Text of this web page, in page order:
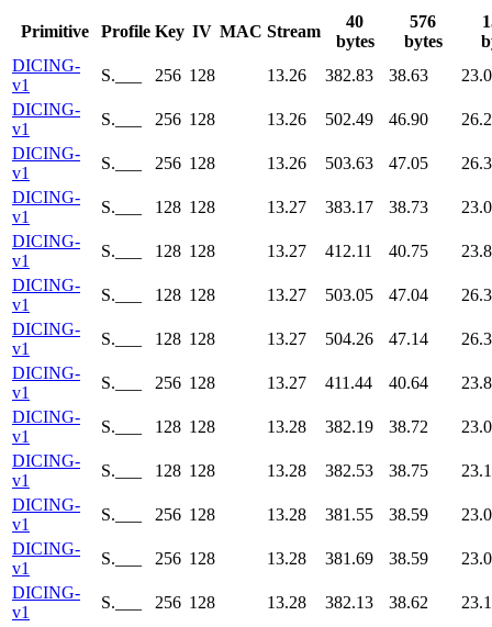
Primitive Profile Key IV MAC Stream
40
bytes
576
bytes
DICING-
v1
S.___ 256 128 13.26 382.83 38.63
DICING-
v1
S.___ 256 128 13.26 502.49 46.90
DICING-
v1
S.___ 256 128 13.26 503.63 47.05
DICING-
v1
S.___ 128 128 13.27 383.17 38.73
DICING-
v1
S.___ 128 128 13.27 412.11 40.75
DICING-
v1
S.___ 128 128 13.27 503.05 47.04
DICING-
v1
S.___ 128 128 13.27 504.26 47.14
DICING-
v1
S.___ 256 128 13.27 411.44 40.64
DICING-
v1
S.___ 128 128 13.28 382.19 38.72
DICING-
v1
S.___ 128 128 13.28 382.53 38.75
DICING-
v1
S.___ 256 128 13.28 381.55 38.59
DICING-
v1
S.___ 256 128 13.28 381.69 38.59
DICING-
v1
S.___ 256 128 13.28 382.13 38.62